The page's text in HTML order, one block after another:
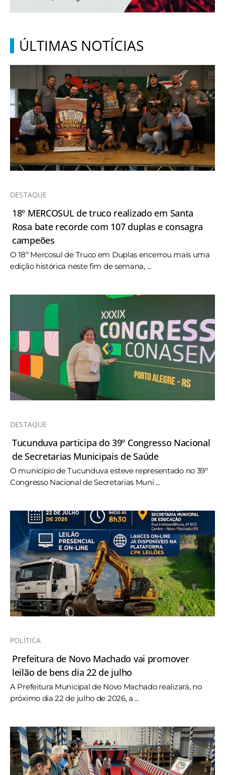
ÚLTIMAS NOTÍCIAS
DESTAQUE
18º MERCOSUL de truco realizado em Santa
Rosa bate recorde com 107 duplas e consagra
campeões
O 18º Mercosul de Truco em Duplas encerrou mais uma
edição histórica neste fim de semana, ...
DESTAQUE
Tucunduva participa do 39º Congresso Nacional
de Secretarias Municipais de Saúde
O município de Tucunduva esteve representado no 39º
Congresso Nacional de Secretarias Muni ...
POLÍTICA
Prefeitura de Novo Machado vai promover
leilão de bens dia 22 de julho
A Prefeitura Municipal de Novo Machado realizará, no
próximo dia 22 de julho de 2026, a ...